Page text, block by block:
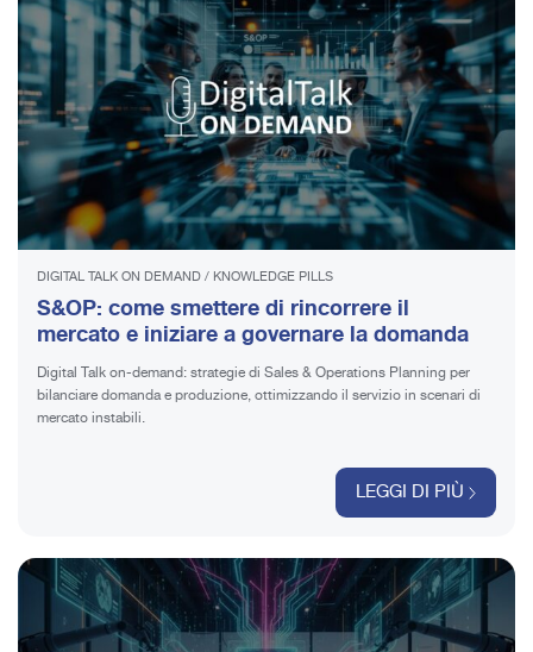
DIGITAL TALK ON DEMAND/ KNOWLEDGE PILLS
S&OP: come smettere di rincorrere il
mercato e iniziare a governare la domanda
Digital Talk on-demand: strategie di Sales & Operations Planning per
bilanciare domanda e produzione, ottimizzando il servizio in scenari di
mercato instabili.
LEGGI DI PIÙ